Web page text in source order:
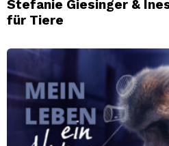
Stefanie Giesinger &
für Tiere